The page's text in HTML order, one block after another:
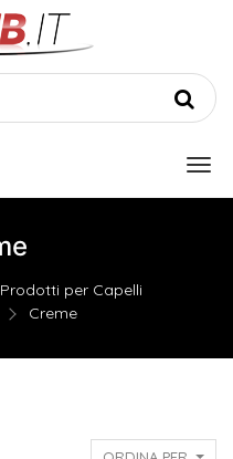
Prodotti per Capelli
Creme